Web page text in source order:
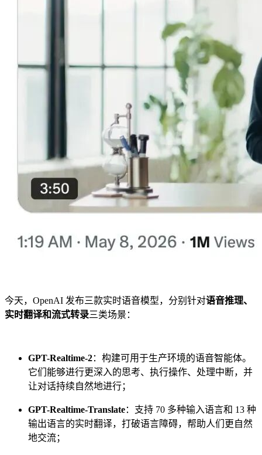
今天，OpenAI 发布三款实时语音模型，分别针对语音推理、
实时翻译和流式转录三类场景：
GPT-Realtime-2：构建可用于生产环境的语音智能体。
它们能够进行更深入的思考、执行操作、处理中断，并
让对话持续自然地进行；
GPT-Realtime-Translate：支持 70 多种输入语言和 13 种
输出语言的实时翻译，打破语言障碍，帮助人们更自然
地交流；